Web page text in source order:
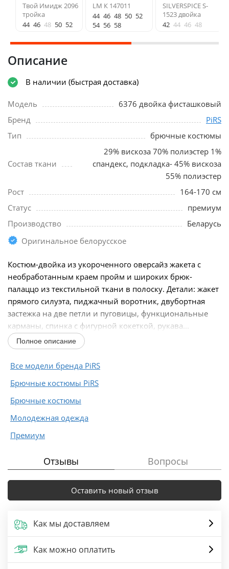
Твой Имидж 2096
тройка
44 46 48 50 52
LM К 147011
44 46 48 50 52
54 56 58
SILVERSPICE S-
1523 двойка
42 44 46 48
Описание
В наличии (быстрая доставка)
Модель
6376 двойка фисташковый
Бренд
PiRS
Тип
брючные костюмы
Состав ткани
29% вискоза 70% полиэстер 1%
спандекс, подкладка- 45% вискоза
55% полиэстер
Рост
164-170 см
Статус
премиум
Производство
Беларусь
Оригинальное белорусское
Костюм-двойка из укороченного оверсайз жакета с
необработанным краем пройм и широких брюк-
палаццо из текстильной ткани в полоску. Детали: жакет
прямого силуэта, пиджачный воротник, двубортная
застежка на две петли и пуговицы, функциональные
карманы, спинка с фигурной кокеткой, рукава...
Полное описание
Все модели бренда PiRS
Брючные костюмы PiRS
Брючные костюмы
Молодежная одежда
Премиум
Отзывы Вопросы
Оставить новый отзыв
Как мы доставляем
Как можно оплатить